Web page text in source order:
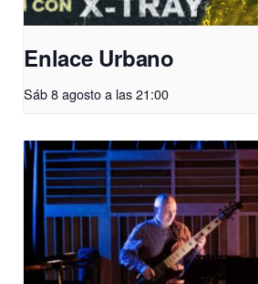
Enlace Urbano
Sáb 8 agosto a las 21:00